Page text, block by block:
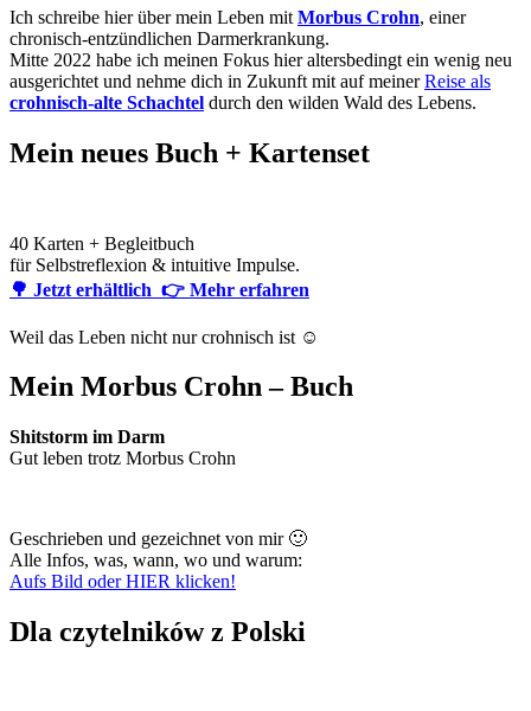
Ich schreibe hier über mein Leben mit Morbus Crohn, einer
chronisch-entzündlichen Darmerkrankung.
Mitte 2022 habe ich meinen Fokus hier altersbedingt ein wenig neu
ausgerichtet und nehme dich in Zukunft mit auf meinerReise als
crohnisch-alte Schachtel durch den wilden Wald des Lebens.
Mein neues Buch + Kartenset
40 Karten + Begleitbuch
für Selbstreflexion & intuitive Impulse.
🌳 Jetzt erhältlich 👉 Mehr erfahren
Weil das Leben nicht nur crohnisch ist ☺️
Mein Morbus Crohn – Buch
Shitstorm im Darm
Gut leben trotz Morbus Crohn
Geschrieben und gezeichnet von mir 🙂
Alle Infos, was, wann, wo und warum:
Aufs Bild oder HIER klicken!
Dla czytelników z Polski